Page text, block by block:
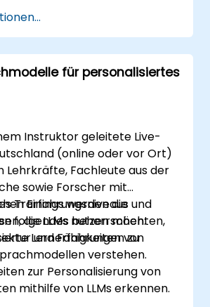
zu nutzen.
Methoden beim Formulieren
sowie bei der
von Modellen
um gewünschte Ergebnisse
und diese entsprechend für
Zielgruppen
Techniken zur kreativen
Inhaltserstellung
großen Sprachmodellen
für personalisiertes
Instruktor geleitete Live-
(online oder vor Ort)
Lehrkräfte, Fachleute aus der
sowie Forscher mit
Erfahrungsniveaus und
die LLMs nutzen möchten,
Lernerfahrungen zu
Trainings werden die
folgendes beherrschen:
und Fähigkeiten von
verstehen.
zur Personalisierung von
mithilfe von LLMs erkennen.